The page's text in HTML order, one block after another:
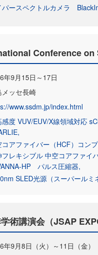
パースペクトルカメラ
Conference
年9月15日～17日
メッセ長崎
www.ssdm.jp/index.html
感度 VUV/EUV/X線領域対応
コアファイバー（HCF）コ
フレキシブル 中空コアファイ
HP パルス圧縮器
SLED光源（スーパールミ
術講演会（JSAP
年9月8日（火）～11日（金）